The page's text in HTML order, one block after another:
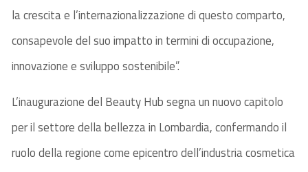
la crescita e l’internazionalizzazione di questo comparto,
consapevole del suo impatto in termini di occupazione,
innovazione e sviluppo sostenibile”.
L’inaugurazione del Beauty Hub segna un nuovo capitolo
per il settore della bellezza in Lombardia, confermando il
ruolo della regione come epicentro dell’industria cosmetica